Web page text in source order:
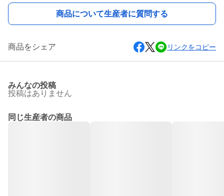
商品について生産者に質問する
商品をシェア リンクをコピー
みんなの投稿
投稿はありません
同じ生産者の商品